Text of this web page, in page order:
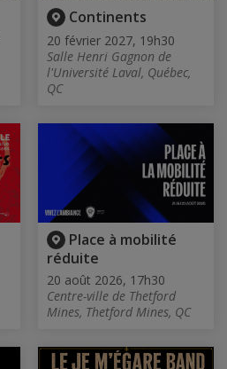
Continents
20 février 2027, 19h30
Salle Henri Gagnon de
l'Université Laval, Québec,
QC
Place à mobilité
réduite
20 août 2026, 17h30
Centre-ville de Thetford
Mines, Thetford Mines, QC